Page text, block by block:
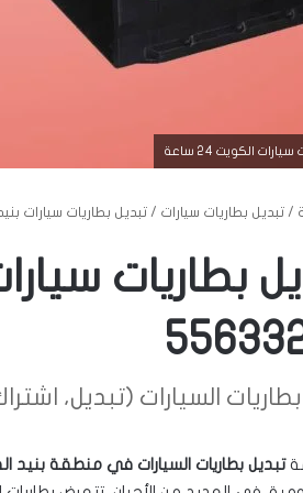
الكويت 24 ساعة
/ تبديل بطاريات سيارات / تبديل بطاريات سيارات بنيد القار 24
السيارات (تبديل، اشتراك،
تبديل بطاريات السيارات في منطقة بنيد